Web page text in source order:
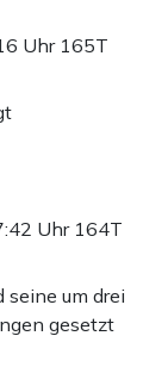
Uhr 165T
Uhr 164T
seine um drei
gesetzt